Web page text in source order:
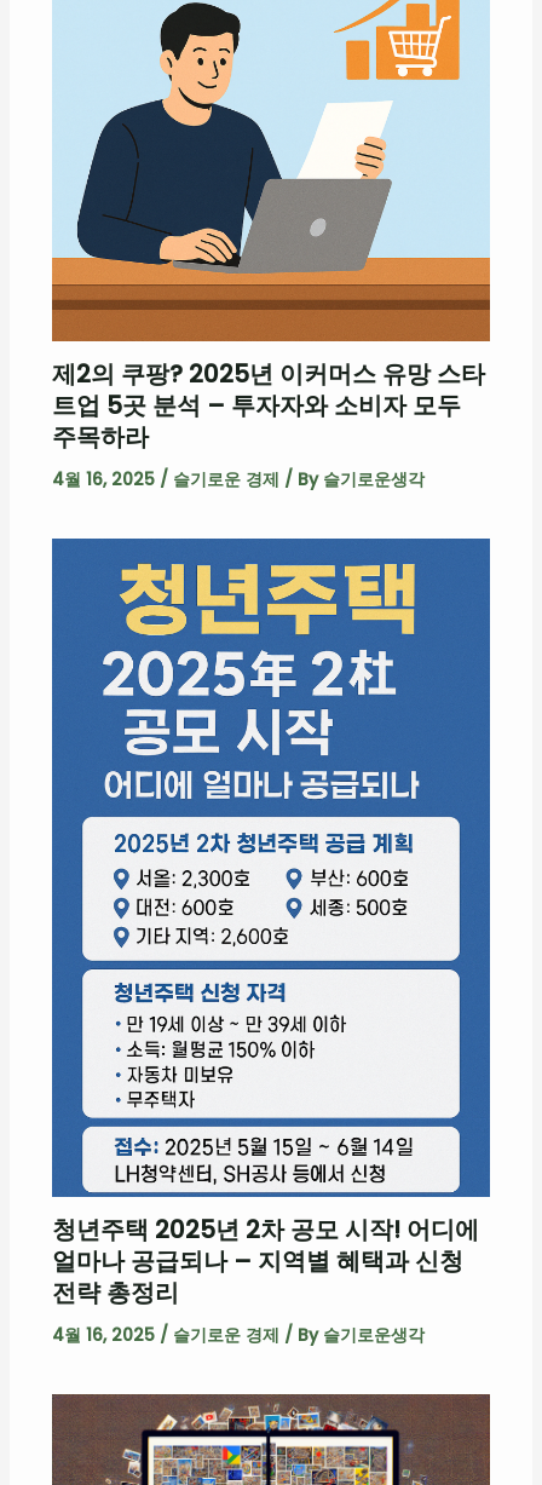
제2의 쿠팡? 2025년 이커머스 유망 스타
트업 5곳 분석 – 투자자와 소비자 모두
주목하라
4월 16, 2025 / 슬기로운 경제 / By 슬기로운생각
청년주택 2025년 2차 공모 시작! 어디에
얼마나 공급되나 – 지역별 혜택과 신청
전략 총정리
4월 16, 2025 / 슬기로운 경제 / By 슬기로운생각